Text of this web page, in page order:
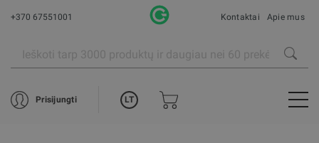
+370 67551001 Kontaktai Apie mus
Prisijungti LT